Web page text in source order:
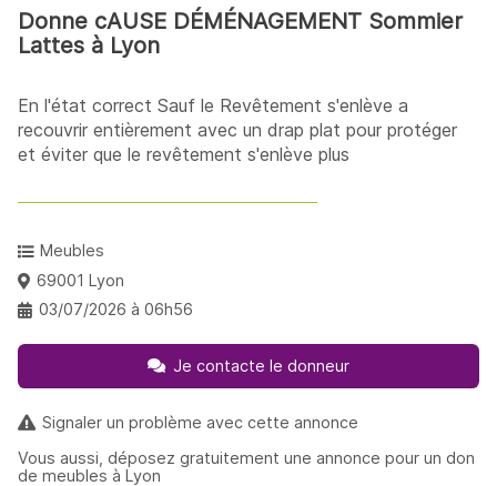
Donne cAUSE DÉMÉNAGEMENT Sommier
Lattes à Lyon
En l'état correct Sauf le Revêtement s'enlève a
recouvrir entièrement avec un drap plat pour protéger
et éviter que le revêtement s'enlève plus
Meubles
69001 Lyon
03/07/2026 à 06h56
Je contacte le donneur
Signaler un problème avec cette annonce
Vous aussi, déposez gratuitement une annonce pour un don
de meubles à Lyon